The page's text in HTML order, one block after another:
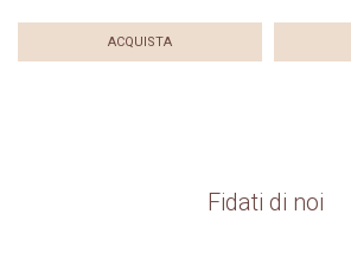
ACQUISTA
Fidati di noi